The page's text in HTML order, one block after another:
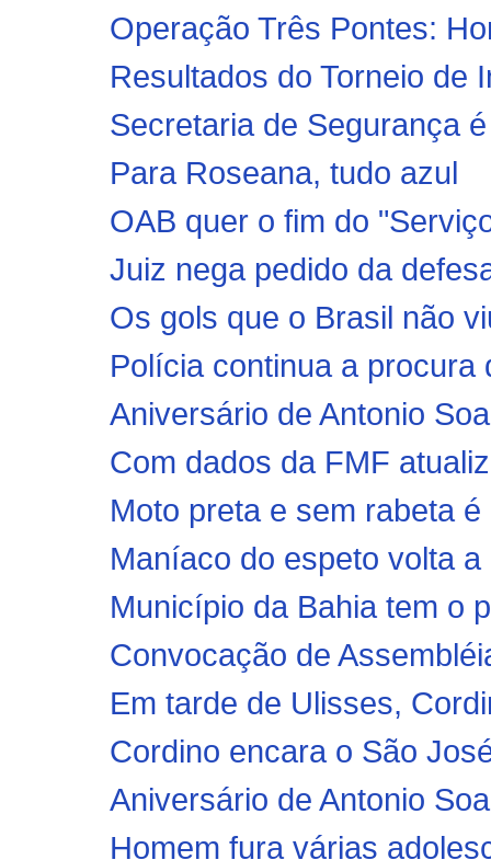
Operação Três Pontes:
Resultados do Torneio de
Secretaria de Segurança
Para Roseana, tudo azul
OAB quer o fim do
Juiz nega pedido da
Os gols que o Brasil não
Polícia continua a
Aniversário de Antonio
Com dados da FMF
Moto preta e sem rabeta
Maníaco do espeto volta a
Município da Bahia tem o
Convocação de
Em tarde de Ulisses,
Cordino encara o São
Aniversário de Antonio
Homem fura várias